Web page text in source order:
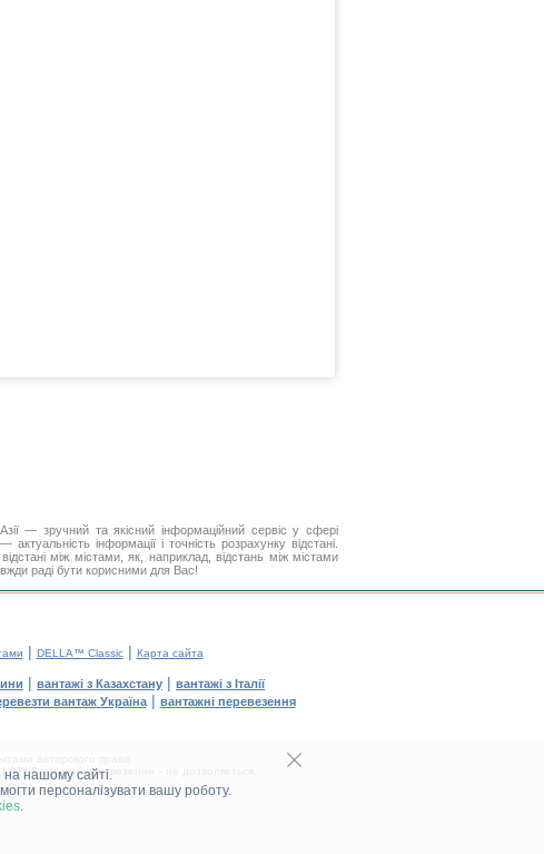
нашому сайті.
персоналізувати вашу роботу.
.
— зручний та якісний інформаційний сервіс у сфері
інформації і точність розрахунку відстані.
між містами, як, наприклад, відстань між містами
раді бути корисними для Вас!
| DELLA™ Classic| Карта сайта
| вантажі з Казахстану | вантажі з Італії
вантаж Україна| вантажні перевезення
авторского права.
Вантажні перевезення' - не дозволяється.